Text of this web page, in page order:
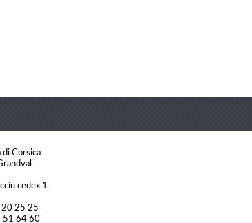
Corsica
cedex 1
20 25 25
51 64 60